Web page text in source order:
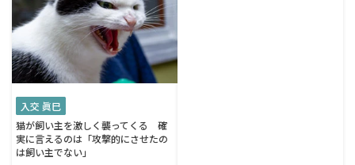
入交 眞巳
猫が飼い主を激しく襲ってくる 確
実に言えるのは「攻撃的にさせたの
は飼い主でない」